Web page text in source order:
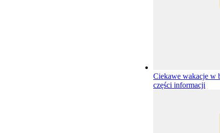
Ciekawe wakacje w
części informacji